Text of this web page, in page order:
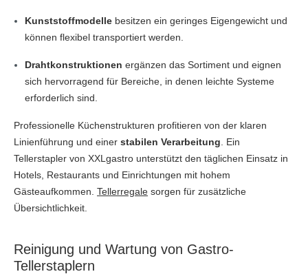
Kunststoffmodelle besitzen ein geringes Eigengewicht und
können flexibel transportiert werden.
Drahtkonstruktionen ergänzen das Sortiment und eignen
sich hervorragend für Bereiche, in denen leichte Systeme
erforderlich sind.
Professionelle Küchenstrukturen profitieren von der klaren
Linienführung und einer stabilen Verarbeitung . Ein
Tellerstapler von XXLgastro unterstützt den täglichen Einsatz in
Hotels, Restaurants und Einrichtungen mit hohem
Gästeaufkommen. Tellerregale sorgen für zusätzliche
Übersichtlichkeit.
Reinigung und Wartung von Gastro-
Tellerstaplern